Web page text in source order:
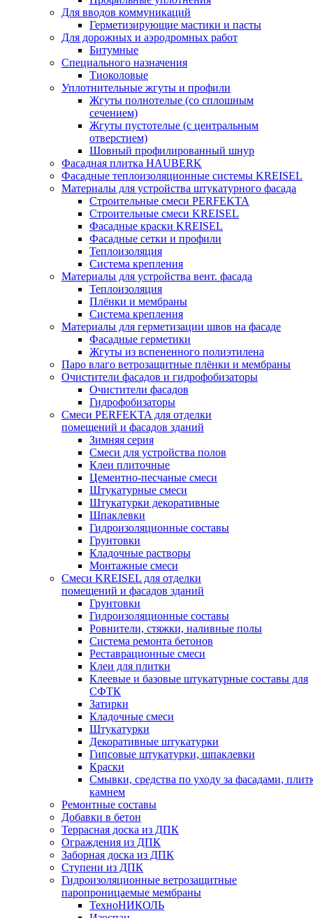
Для вводов коммуникаций
Герметизирующие мастики и пасты
Для дорожных и аэродромных работ
Битумные
Специального назначения
Тиоколовые
Уплотнительные жгуты и профили
Жгуты полнотелые (со сплошным
сечением)
Жгуты пустотелые (с центральным
отверстием)
Шовный профилированный шнур
Фасадная плитка HAUBERK
Фасадные теплоизоляционные системы KREISEL
Материалы для устройства штукатурного фасада
Строительные смеси PERFEKTA
Строительные смеси KREISEL
Фасадные краски KREISEL
Фасадные сетки и профили
Теплоизоляция
Система крепления
Материалы для устройства вент. фасада
Теплоизоляция
Плёнки и мембраны
Система крепления
Материалы для герметизации швов на фасаде
Фасадные герметики
Жгуты из вспененного полиэтилена
Паро влаго ветрозащитные плёнки и мембраны
Очистители фасадов и гидрофобизаторы
Очистители фасадов
Гидрофобизаторы
Смеси PERFEKTA для отделки
помещений и фасадов зданий
Зимняя серия
Смеси для устройства полов
Клеи плиточные
Цементно-песчаные смеси
Штукатурные смеси
Штукатурки декоративные
Шпаклевки
Гидроизоляционные составы
Грунтовки
Кладочные растворы
Монтажные смеси
Смеси KREISEL для отделки
помещений и фасадов зданий
Грунтовки
Гидроизоляционные составы
Ровнители, стяжки, наливные полы
Cистема ремонта бетонов
Реставрационные смеси
Клеи для плитки
Клеевые и базовые штукатурные составы для
СФТК
Затирки
Кладочные смеси
Штукатурки
Декоративные штукатурки
Гипсовые штукатурки, шпаклевки
Краски
Смывки, средства по уходу за фасадами,
камнем
Ремонтные составы
Добавки в бетон
Террасная доска из ДПК
Ограждения из ДПК
Заборная доска из ДПК
Ступени из ДПК
Гидроизоляционные ветрозащитные
паропроницаемые мембраны
ТехноНИКОЛЬ